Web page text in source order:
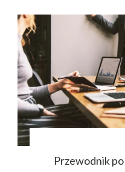
Przewodnik